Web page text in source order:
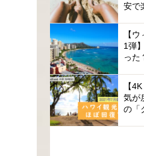
安で
【
1弾
った
【
気が
の「